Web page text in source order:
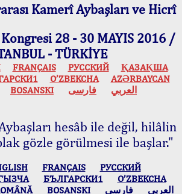
Kamerî Aybaşları ve Hicrî
28 - 30 MAYIS 2016 /
- TÜRKİYE
FRANÇAIS РУССКИЙ
ҚАЗАҚША
O’ZBEKCHA
AZӘRBAYCAN
BOSANSKI العربي فارسی
hesâb ile değil, hilâlin
gözle görülmesi ile başlar."
FRANÇAIS
РУССКИЙ
БЪЛГАРСКИ1
O’ZBEKCHA
BOSANSKI العربي فارسی